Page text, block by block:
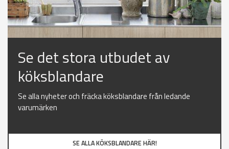
Se det stora utbudet av
köksblandare
Se alla nyheter och fräcka köksblandare från ledande
varumärken
SE ALLA KÖKSBLANDARE HÄR!